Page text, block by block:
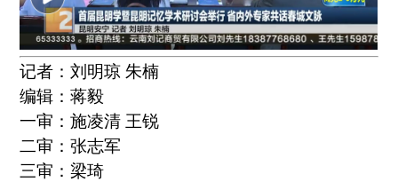
记者：刘明琼 朱楠
编辑：蒋毅
一审：施凌清 王锐
二审：张志军
三审：梁琦